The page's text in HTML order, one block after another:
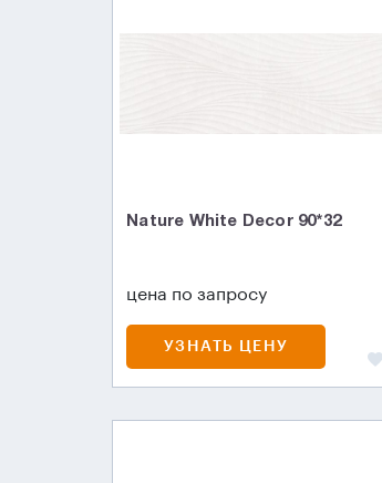
Nature White Decor 90*32
цена по запросу
УЗНАТЬ ЦЕНУ